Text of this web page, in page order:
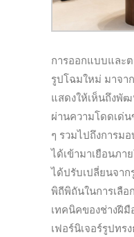
การออกแบบและต
รูปโฉมใหม่ มาจา
แสดงให้เห็นถึงพั
ผ่านความโดดเด่
ๆ รวมไปถึงการม
ได้เข้ามาเยือนภา
ได้ปรับเปลี่ยนจา
พิถีพิถันในการเลื
เทคนิคของช่างฝี
เฟอร์นิเจอร์รูปทร